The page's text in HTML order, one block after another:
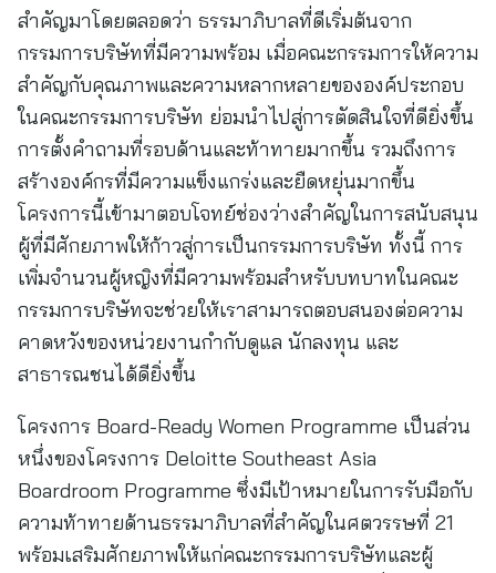
สำคัญมาโดยตลอดว่า ธรรมาภิบาลที่ดีเริ่มต้นจาก
กรรมการบริษัทที่มีความพร้อม เมื่อคณะกรรมการให้ความ
สำคัญกับคุณภาพและความหลากหลายขององค์ประกอบ
ในคณะกรรมการบริษัท ย่อมนำไปสู่การตัดสินใจที่ดียิ่งขึ้น
การตั้งคำถามที่รอบด้านและท้าทายมากขึ้น รวมถึงการ
สร้างองค์กรที่มีความแข็งแกร่งและยืดหยุ่นมากขึ้น
โครงการนี้เข้ามาตอบโจทย์ช่องว่างสำคัญในการสนับสนุน
ผู้ที่มีศักยภาพให้ก้าวสู่การเป็นกรรมการบริษัท ทั้งนี้ การ
เพิ่มจำนวนผู้หญิงที่มีความพร้อมสำหรับบทบาทในคณะ
กรรมการบริษัทจะช่วยให้เราสามารถตอบสนองต่อความ
คาดหวังของหน่วยงานกำกับดูแล นักลงทุน และ
สาธารณชนได้ดียิ่งขึ้น
โครงการ Board-Ready Women Programme เป็นส่วน
หนึ่งของโครงการ Deloitte Southeast Asia
Boardroom Programme ซึ่งมีเป้าหมายในการรับมือกับ
ความท้าทายด้านธรรมาภิบาลที่สำคัญในศตวรรษที่ 21
พร้อมเสริมศักยภาพให้แก่คณะกรรมการบริษัทและผู้